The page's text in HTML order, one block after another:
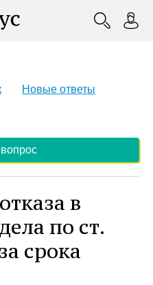
Новые ответы
в
по ст.
срока